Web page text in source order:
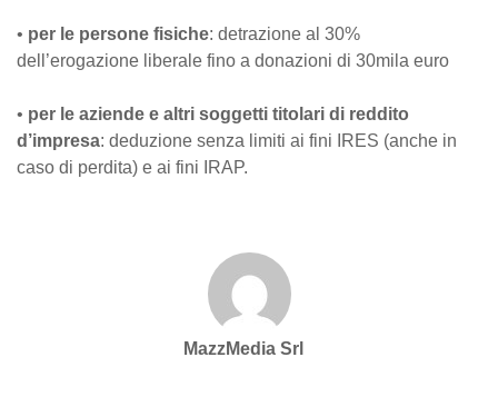
• per le persone fisiche: detrazione al 30%
dell’erogazione liberale fino a donazioni di 30mila euro
• per le aziende e altri soggetti titolari di reddito
d’impresa: deduzione senza limiti ai fini IRES (anche in
caso di perdita) e ai fini IRAP.
MazzMedia Srl